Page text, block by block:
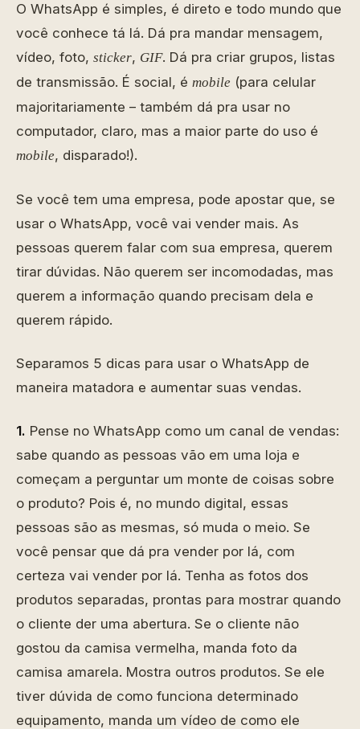
O WhatsApp é simples, é direto e todo mundo que
você conhece tá lá. Dá pra mandar mensagem,
vídeo, foto, sticker, GIF. Dá pra criar grupos, listas
de transmissão. É social, é mobile (para celular
majoritariamente – também dá pra usar no
computador, claro, mas a maior parte do uso é
mobile, disparado!).
Se você tem uma empresa, pode apostar que, se
usar o WhatsApp, você vai vender mais. As
pessoas querem falar com sua empresa, querem
tirar dúvidas. Não querem ser incomodadas, mas
querem a informação quando precisam dela e
querem rápido.
Separamos 5 dicas para usar o WhatsApp de
maneira matadora e aumentar suas vendas.
1. Pense no WhatsApp como um canal de vendas:
sabe quando as pessoas vão em uma loja e
começam a perguntar um monte de coisas sobre
o produto? Pois é, no mundo digital, essas
pessoas são as mesmas, só muda o meio. Se
você pensar que dá pra vender por lá, com
certeza vai vender por lá. Tenha as fotos dos
produtos separadas, prontas para mostrar quando
o cliente der uma abertura. Se o cliente não
gostou da camisa vermelha, manda foto da
camisa amarela. Mostra outros produtos. Se ele
tiver dúvida de como funciona determinado
equipamento, manda um vídeo de como ele